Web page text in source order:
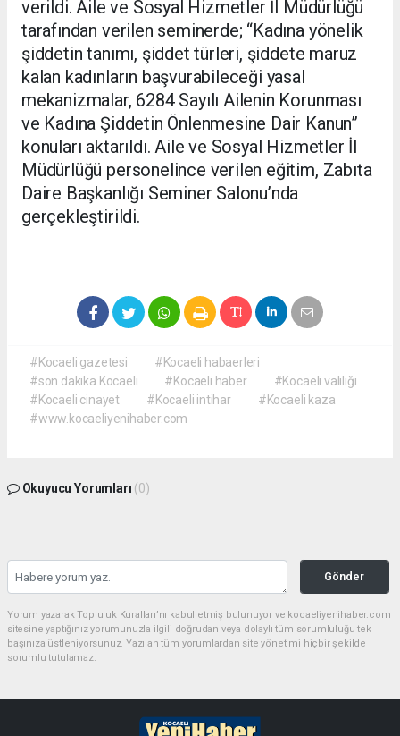
verildi. Aile ve Sosyal Hizmetler İl Müdürlüğü
tarafından verilen seminerde; “Kadına yönelik
şiddetin tanımı, şiddet türleri, şiddete maruz
kalan kadınların başvurabileceği yasal
mekanizmalar, 6284 Sayılı Ailenin Korunması
ve Kadına Şiddetin Önlenmesine Dair Kanun”
konuları aktarıldı. Aile ve Sosyal Hizmetler İl
Müdürlüğü personelince verilen eğitim, Zabıta
Daire Başkanlığı Seminer Salonu’nda
gerçekleştirildi.
#Kocaeli gazetesi
#Kocaeli habaerleri
#son dakika Kocaeli
#Kocaeli haber
#Kocaeli valiliği
#Kocaeli cinayet
#Kocaeli intihar
#Kocaeli kaza
#www.kocaeliyenihaber.com
Okuyucu Yorumları (0)
Gönder
Yorum yazarak Topluluk Kuralları’nı kabul etmiş bulunuyor ve kocaeliyenihaber.com
sitesine yaptığınız yorumunuzla ilgili doğrudan veya dolaylı tüm sorumluluğu tek
başınıza üstleniyorsunuz. Yazılan tüm yorumlardan site yönetimi hiçbir şekilde
sorumlu tutulamaz.